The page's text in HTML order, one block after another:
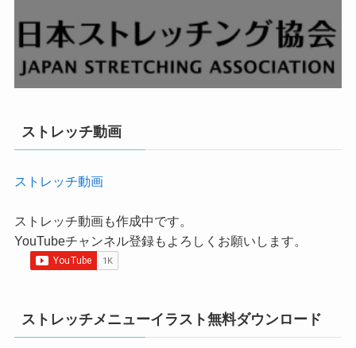
ストレッチ動画
ストレッチ動画
ストレッチ動画も作成中です。
YouTubeチャンネル登録もよろしくお願いします。
ストレッチメニューイラスト無料ダウンロード